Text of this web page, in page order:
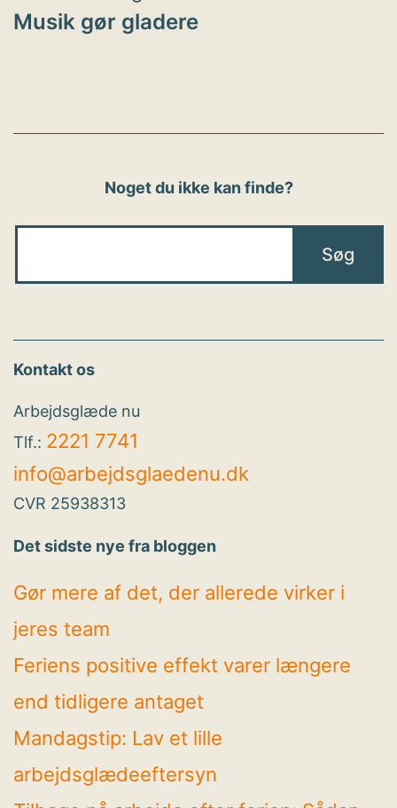
Musik gør gladere
Noget du ikke kan finde?
Kontakt os
Arbejdsglæde nu
Tlf.: 2221 7741
info@arbejdsglaedenu.dk
CVR 25938313
Det sidste nye fra bloggen
Gør mere af det, der allerede virker i
jeres team
Feriens positive effekt varer længere
end tidligere antaget
Mandagstip: Lav et lille
arbejdsglædeeftersyn